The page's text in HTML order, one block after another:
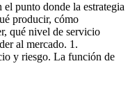
punto donde la estrategia
producir, cómo
qué nivel de servicio
al mercado. 1.
y riesgo. La función de